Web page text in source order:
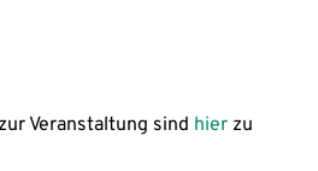
Veranstaltung sind hier zu